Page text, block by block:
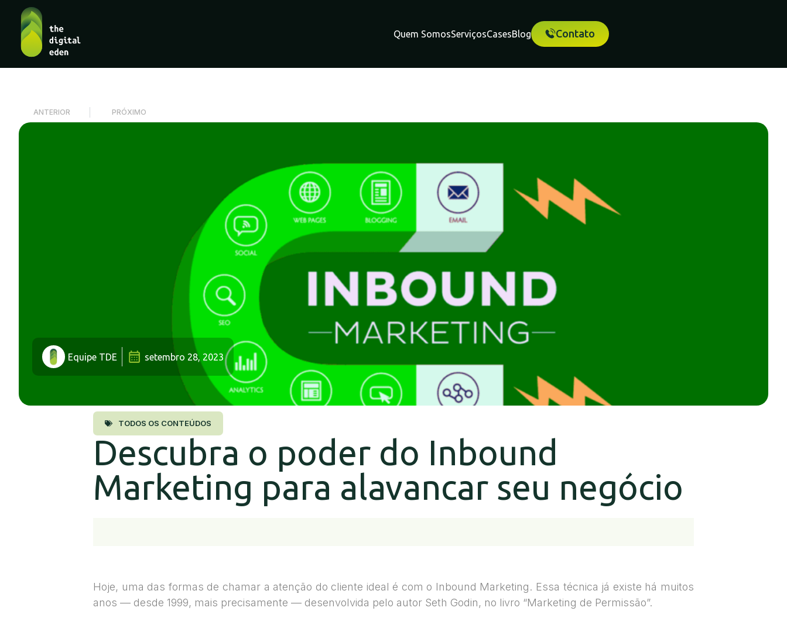
Quem SomosServiçosCasesBlog Contato
ANTERIOR PRÓXIMO
Equipe TDE setembro 28, 2023
TODOS OS CONTEÚDOS
Descubra o poder do Inbound
Marketing para alavancar seu negócio
Hoje, uma das formas de chamar a atenção do cliente ideal é com o Inbound Marketing. Essa técnica já existe há muitos
anos — desde 1999, mais precisamente — desenvolvida pelo autor Seth Godin, no livro “Marketing de Permissão”.